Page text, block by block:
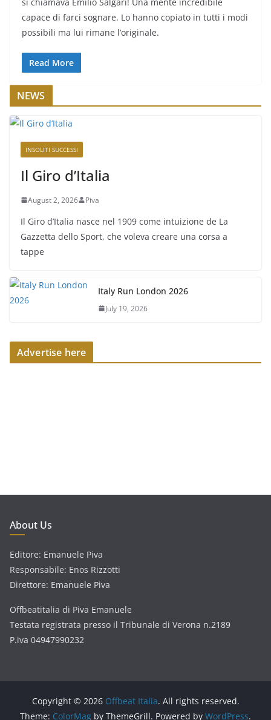
capace di farci sognare. Lo hanno copiato in tutti i modi
possibili ma lui rimane l’originale.
Read More
NEWS
INSOLITI SUCCESSI
Il Giro d’Italia
August 2, 2026 Piva
Il Giro d’Italia nasce nel 1909 come intuizione de La
Gazzetta dello Sport, che voleva creare una corsa a
tappe
Italy Run London 2026
July 19, 2026
Advertise here
About Us
Editore: Emanuele Piva
Responsabile: Enos Rizzotti
Direttore: Emanuele Piva
Offbeatitalia di Piva Emanuele
Testata registrata presso il Tribunale di Verona n.2189
P.iva 04947990232
Copyright © 2026 Offbeat Italia. All rights reserved.
Theme: ColorMag by ThemeGrill. Powered by WordPress.